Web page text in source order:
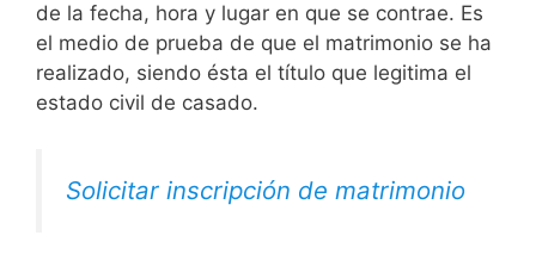
de la fecha, hora y lugar en que se contrae. Es
el medio de prueba de que el matrimonio se ha
realizado, siendo ésta el título que legitima el
estado civil de casado.
Solicitar inscripción de matrimonio